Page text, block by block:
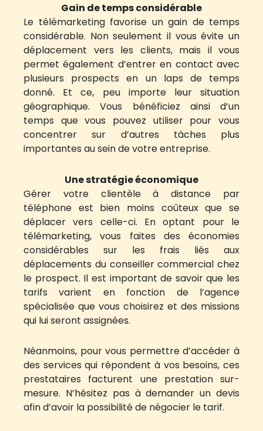
Gain de temps considérable
Le télémarketing favorise un gain de temps
considérable. Non seulement il vous évite un
déplacement vers les clients, mais il vous
permet également d’entrer en contact avec
plusieurs prospects en un laps de temps
donné. Et ce, peu importe leur situation
géographique. Vous bénéficiez ainsi d’un
temps que vous pouvez utiliser pour vous
concentrer sur d’autres tâches plus
importantes au sein de votre entreprise.
Une stratégie économique
Gérer votre clientèle à distance par
téléphone est bien moins coûteux que se
déplacer vers celle-ci. En optant pour le
télémarketing, vous faites des économies
considérables sur les frais liés aux
déplacements du conseiller commercial chez
le prospect. Il est important de savoir que les
tarifs varient en fonction de l’agence
spécialisée que vous choisirez et des missions
qui lui seront assignées.
Néanmoins, pour vous permettre d’accéder à
des services qui répondent à vos besoins, ces
prestataires facturent une prestation sur-
mesure. N’hésitez pas à demander un devis
afin d’avoir la possibilité de négocier le tarif.